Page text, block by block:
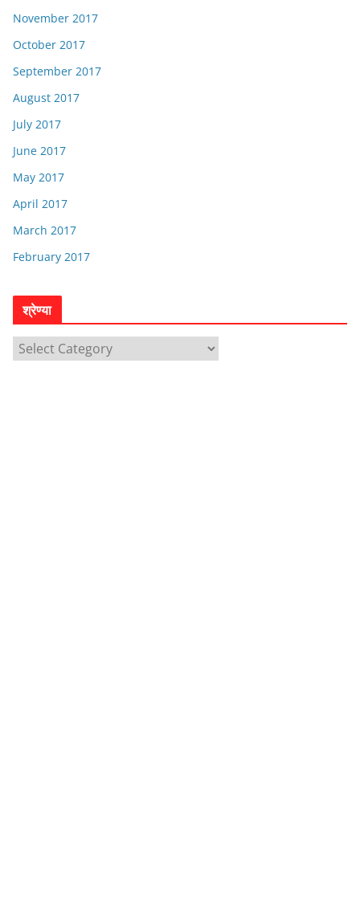
November 2017
October 2017
September 2017
August 2017
July 2017
June 2017
May 2017
April 2017
March 2017
February 2017
श्रेण्या
श्रे
ण्या